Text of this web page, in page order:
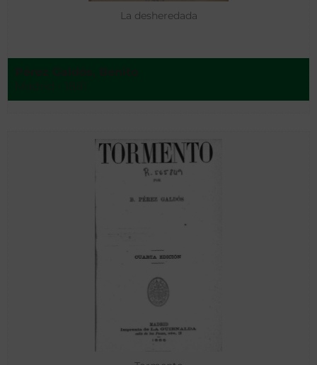
La desheredada